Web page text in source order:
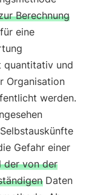
Berechnung
eine
quantitativ und
Organisation
werden.
Gefahr einer
der von der
Daten